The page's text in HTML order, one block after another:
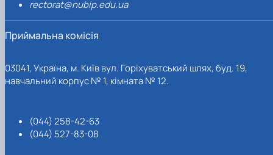
rectorat@nubip.edu.ua
Приймальна комісія
03041, Україна, м. Київ вул. Горіхуватський шлях, буд. 19,
навчальний корпус № 1, кімната № 12.
(044) 258-42-63
(044) 527-83-08